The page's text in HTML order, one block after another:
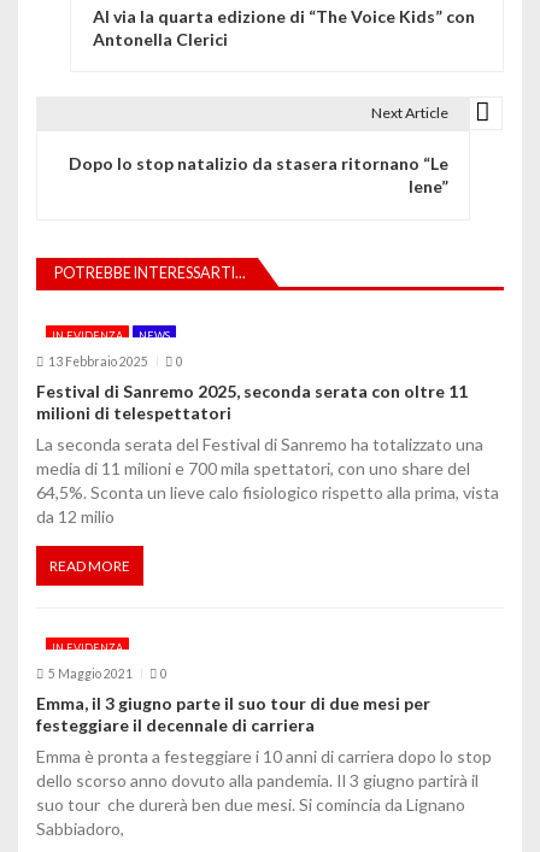
i
o
n
e
a
r
t
i
c
o
l
i
Al via la quarta edizione di “The Voice Kids” con
Antonella Clerici
Next Article
Dopo lo stop natalizio da stasera ritornano “Le
Iene”
POTREBBE INTERESSARTI...
IN EVIDENZA NEWS
13 Febbraio 2025 0
Festival di Sanremo 2025, seconda serata con oltre 11
milioni di telespettatori
La seconda serata del Festival di Sanremo ha totalizzato una
media di 11 milioni e 700 mila spettatori, con uno share del
64,5%. Sconta un lieve calo fisiologico rispetto alla prima, vista
da 12 milio
READ MORE
IN EVIDENZA
5 Maggio 2021 0
Emma, il 3 giugno parte il suo tour di due mesi per
festeggiare il decennale di carriera
Emma è pronta a festeggiare i 10 anni di carriera dopo lo stop
dello scorso anno dovuto alla pandemia. Il 3 giugno partirà il
suo tour che durerà ben due mesi. Si comincia da Lignano
Sabbiadoro,